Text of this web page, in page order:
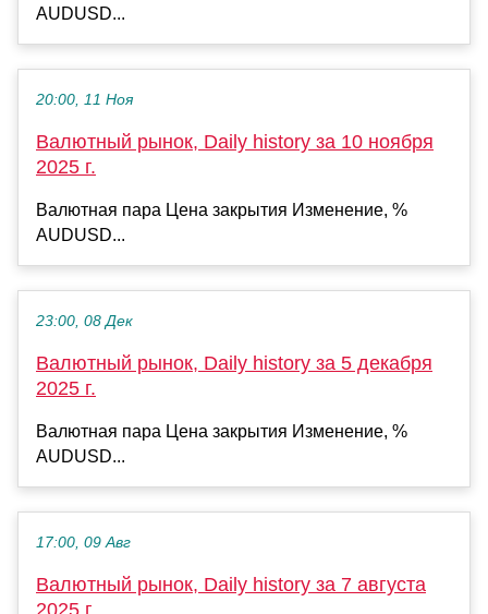
AUDUSD...
20:00, 11 Ноя
Валютный рынок, Daily history за 10 ноября
2025 г.
Валютная пара Цена закрытия Изменение, %
AUDUSD...
23:00, 08 Дек
Валютный рынок, Daily history за 5 декабря
2025 г.
Валютная пара Цена закрытия Изменение, %
AUDUSD...
17:00, 09 Авг
Валютный рынок, Daily history за 7 августа